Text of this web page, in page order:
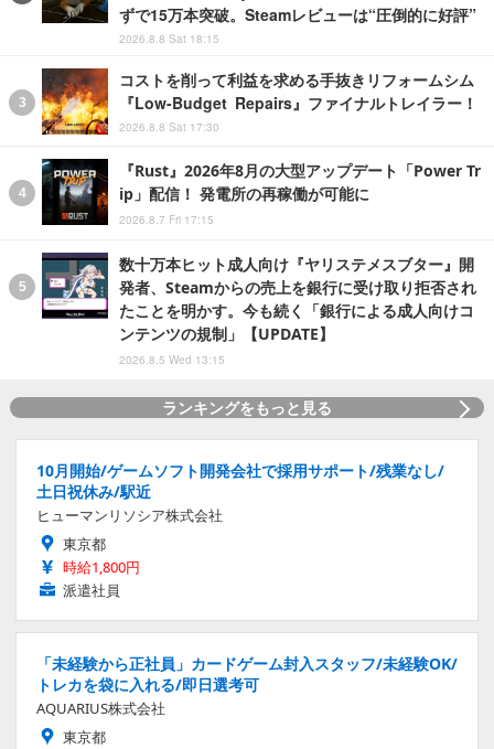
ずで15万本突破。Steamレビューは“圧倒的に好評”
2026.8.8 Sat 18:15
コストを削って利益を求める手抜きリフォームシム
『Low-Budget Repairs』ファイナルトレイラー！
2026.8.8 Sat 17:30
『Rust』2026年8月の大型アップデート「Power Tr
ip」配信！ 発電所の再稼働が可能に
2026.8.7 Fri 17:15
数十万本ヒット成人向け『ヤリステメスブター』開
発者、Steamからの売上を銀行に受け取り拒否され
たことを明かす。今も続く「銀行による成人向けコ
ンテンツの規制」【UPDATE】
2026.8.5 Wed 13:15
ランキングをもっと見る
10月開始/ゲームソフト開発会社で採用サポート/残業なし/
土日祝休み/駅近
ヒューマンリソシア株式会社
東京都
時給1,800円
派遣社員
「未経験から正社員」カードゲーム封入スタッフ/未経験OK/
トレカを袋に入れる/即日選考可
AQUARIUS株式会社
東京都